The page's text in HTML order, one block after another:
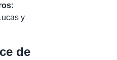
:
y
de